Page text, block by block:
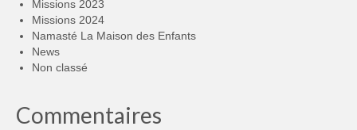
Missions 2023
Missions 2024
Namasté La Maison des Enfants
News
Non classé
Commentaires